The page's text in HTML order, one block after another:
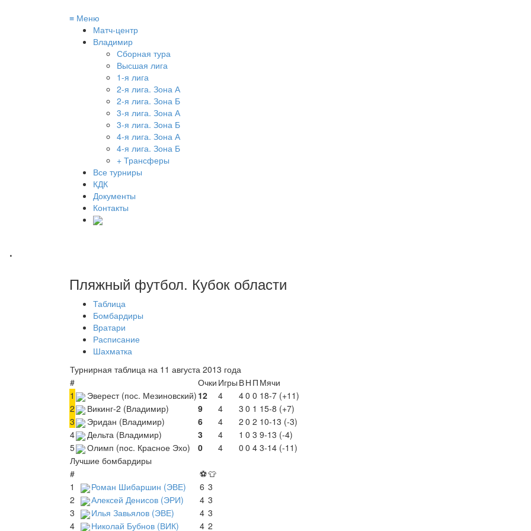
≡ Меню
Матч-центр
Владимир
Сборная тура
Высшая лига
1-я лига
2-я лига. Зона А
2-я лига. Зона Б
3-я лига. Зона А
3-я лига. Зона Б
4-я лига. Зона А
4-я лига. Зона Б
+ Трансферы
Все турниры
КДК
Документы
Контакты
.
Пляжный футбол. Кубок области
Таблица
Бомбардиры
Вратари
Расписание
Шахматка
Турнирная таблица на 11 августа 2013 года
#
Очки Игры ВН П Мячи
1
Эверест (пос. Мезиновский) 12 4 40 0 18-7 (+11)
2
Викинг-2 (Владимир) 9 4 3 0 1 15-8 (+7)
3
Эридан (Владимир) 6 4 2 0 2 10-13 (-3)
4
Дельта (Владимир) 3 4 1 0 3 9-13 (-4)
5
Олимп (пос. Красное Эхо) 0 4 0 0 4 3-14 (-11)
Лучшие бомбардиры
#
⚽👕
1
Роман Шибаршин (ЭВЕ) 6 3
2
Алексей Денисов (ЭРИ) 4 3
3
Илья Завьялов (ЭВЕ) 4 3
4
Николай Бубнов (ВИК) 4 2